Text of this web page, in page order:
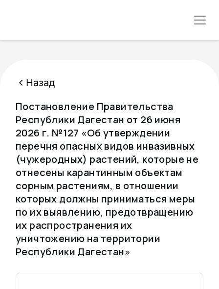
Назад
Постановление Правительства
Республики Дагестан от 26 июня
2026 г. №127 «Об утверждении
перечня опасных видов инвазивных
(чужеродных) растений, которые не
отнесены карантинным объектам
сорным растениям, в отношении
которых должны приниматься меры
по их выявлению, предотвращению
их распространения их
уничтожению на территории
Республики Дагестан»